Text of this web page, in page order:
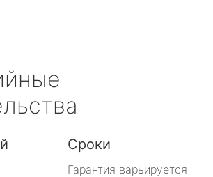
Сроки
Гарантия варьируется